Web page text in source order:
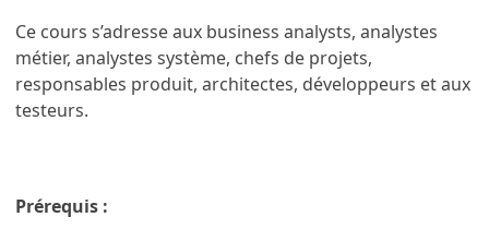
Ce cours s’adresse aux business analysts, analystes
métier, analystes système, chefs de projets,
responsables produit, architectes, développeurs et aux
testeurs.
Prérequis :